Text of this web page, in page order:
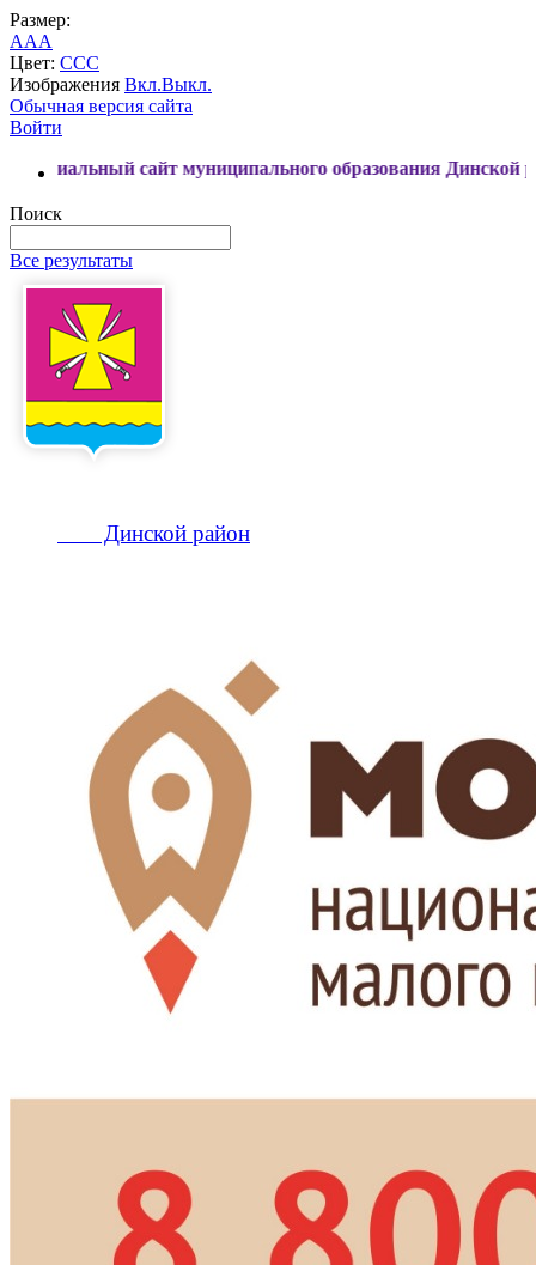
Размер:
AAA
Цвет: CCC
Изображения Вкл.Выкл.
Обычная версия сайта
Войти
сайт муниципального образования Динской район
Поиск
Все результаты
Динской район